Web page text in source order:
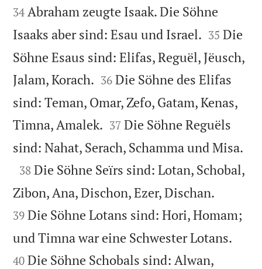
34 Abraham zeugte Isaak. Die Söhne
Isaaks aber sind: Esau und Israel. 

35 Die
Söhne Esaus sind: Elifas, Reguël, Jëusch,
Jalam, Korach. 

36 Die Söhne des Elifas
sind: Teman, Omar, Zefo, Gatam, Kenas,
Timna, Amalek. 

37 Die Söhne Reguëls
sind: Nahat, Serach, Schamma und Misa.

38 Die Söhne Seïrs sind: Lotan, Schobal,
Zibon, Ana, Dischon, Ezer, Dischan.
39 Die Söhne Lotans sind: Hori, Homam;
und Timna war eine Schwester Lotans.
40 Die Söhne Schobals sind: Alwan,